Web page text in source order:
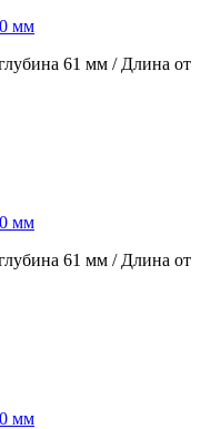
мм
61 мм / Длина от
мм
61 мм / Длина от
мм